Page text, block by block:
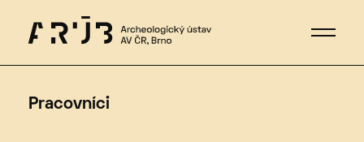
Pracovníci